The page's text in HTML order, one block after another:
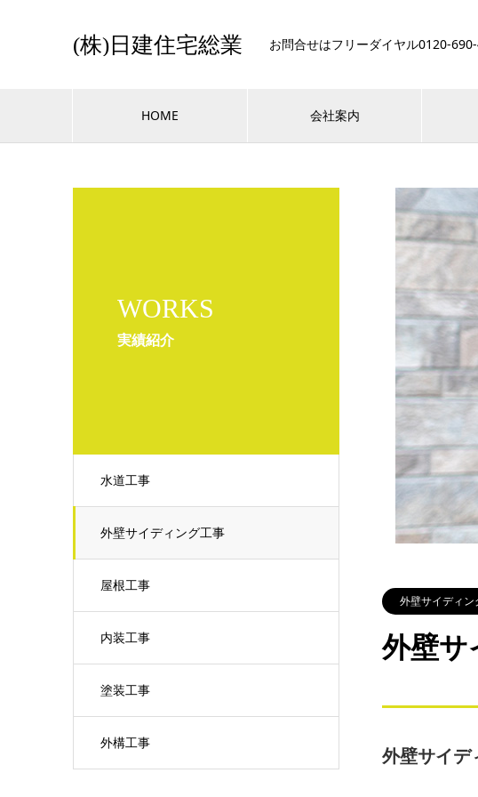
(株)日建住宅総業 お問合せはフリーダイヤル0120-
HOME 会社案内
WORKS
実績紹介
水道工事
外壁サイディング工事
屋根工事
内装工事
塗装工事
外構工事
外壁サイディン
外壁サ
外壁サイデ